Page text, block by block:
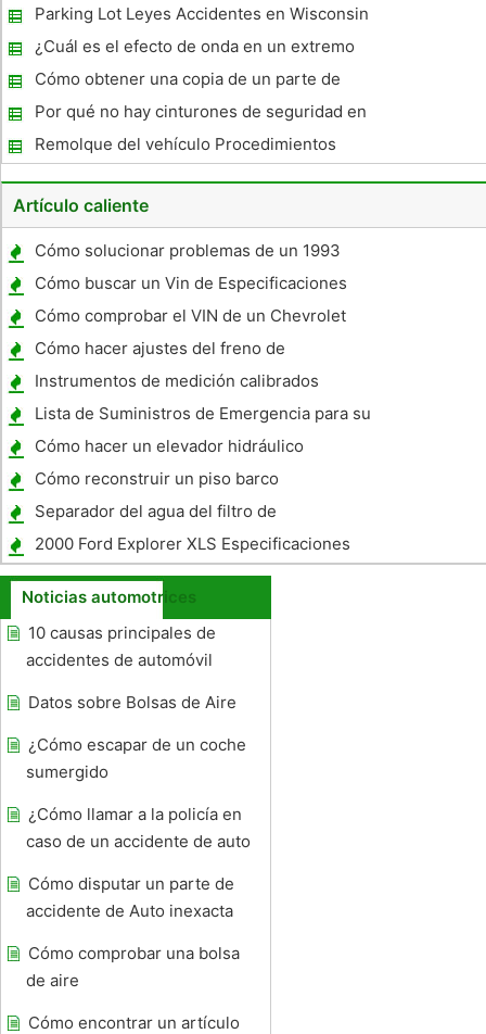
caso de emergencia
Parking Lot Leyes Accidentes en Wisconsin
¿Cuál es el efecto de onda en un extremo
posterior colisión del coche?
Cómo obtener una copia de un parte de
accidente de la Policía
Por qué no hay cinturones de seguridad en
los autobuses?
Remolque del vehículo Procedimientos
Artículo caliente
Cómo solucionar problemas de un 1993
Ford Mustang que ejecuta Rough
Cómo buscar un Vin de Especificaciones
del motor
Cómo comprobar el VIN de un Chevrolet
Nova
Cómo hacer ajustes del freno de
estacionamiento en un Mitsubishi Eclipse
Instrumentos de medición calibrados
Lista de Suministros de Emergencia para su
coche
Cómo hacer un elevador hidráulico
Cómo reconstruir un piso barco
Separador del agua del filtro de
combustible Solución de problemas
2000 Ford Explorer XLS Especificaciones
Noticias automotrices
10 causas principales de
accidentes de automóvil
Datos sobre Bolsas de Aire
¿Cómo escapar de un coche
sumergido
¿Cómo llamar a la policía en
caso de un accidente de auto
Cómo disputar un parte de
accidente de Auto inexacta
Cómo comprobar una bolsa
de aire
Cómo encontrar un artículo